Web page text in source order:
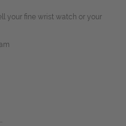
your fine wrist watch or your